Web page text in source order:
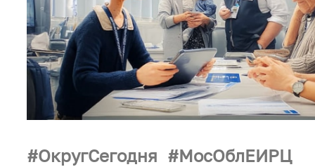
ОкругСегодня МосОблЕИРЦ